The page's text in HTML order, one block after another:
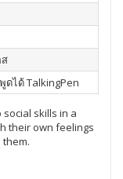
ดได้ TalkingPen
skills in a
their own feelings